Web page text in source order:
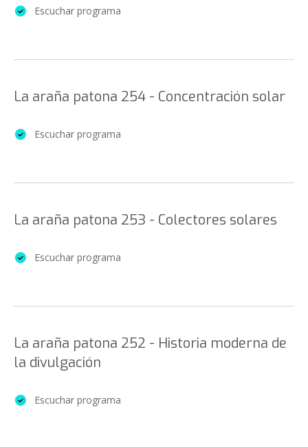
Escuchar programa
La araña patona 254 - Concentración solar
Escuchar programa
La araña patona 253 - Colectores solares
Escuchar programa
La araña patona 252 - Historia moderna de
la divulgación
Escuchar programa